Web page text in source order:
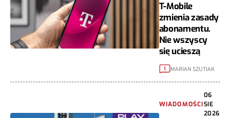
T-Mobile
zmienia zasady
abonamentu.
Nie wszyscy
się ucieszą
1 MARIAN SZUTIAK
WIADOMOŚCI
06
SIE
2026